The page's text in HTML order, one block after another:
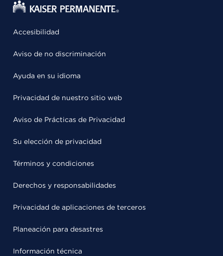
Accesibilidad
Aviso de no discriminación
Ayuda en su idioma
Privacidad de nuestro sitio web
Aviso de Prácticas de Privacidad
Su elección de privacidad
Términos y condiciones
Derechos y responsabilidades
Privacidad de aplicaciones de terceros
Planeación para desastres
Información técnica